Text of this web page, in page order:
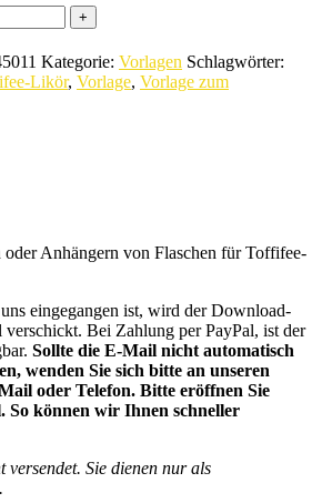
Kategorie: Vorlagen Schlagwörter:
Likör, Vorlage, Vorlage zum
Anhängern von Flaschen für Toffifee-
eingegangen ist, wird der Download-
Bei Zahlung per PayPal, ist der
Sollte die E-Mail nicht automatisch
wenden Sie sich bitte an unseren
oder Telefon. Bitte eröffnen Sie
So können wir Ihnen schneller
Sie dienen nur als